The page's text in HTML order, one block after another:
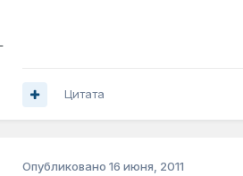
Цитата
Опубликовано 16 июня, 2011